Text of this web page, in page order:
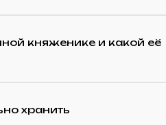
княженике и какой её
хранить